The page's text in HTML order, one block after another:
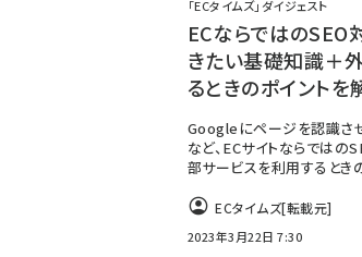
「ECタイムズ」ダイジェスト
ECならではのSEO
きたい基礎知識＋
るときのポイントを
Googleにページを認識さ
など、ECサイトならではの
部サービスを利用するとき
ECタイムズ[転載元]
2023年3月22日 7:30